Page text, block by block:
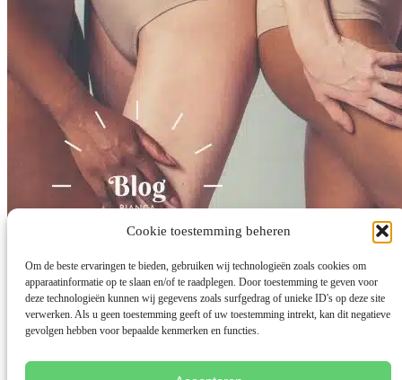
Cookie toestemming beheren
Om de beste ervaringen te bieden, gebruiken wij technologieën zoals cookies om
apparaatinformatie op te slaan en/of te raadplegen. Door toestemming te geven voor
deze technologieën kunnen wij gegevens zoals surfgedrag of unieke ID's op deze site
verwerken. Als u geen toestemming geeft of uw toestemming intrekt, kan dit negatieve
gevolgen hebben voor bepaalde kenmerken en functies.